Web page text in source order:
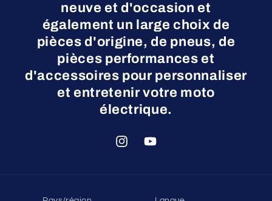
neuve et d'occasion et
également un large choix de
pièces d'origine, de pneus, de
pièces performances et
d'accessoires pour personnaliser
et entretenir votre moto
électrique.
InstagramYouTube